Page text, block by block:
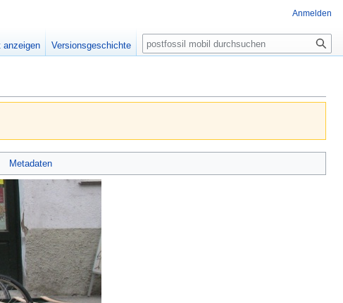
Metadaten
Anmelden
anzeigen Versionsgeschichte Suche